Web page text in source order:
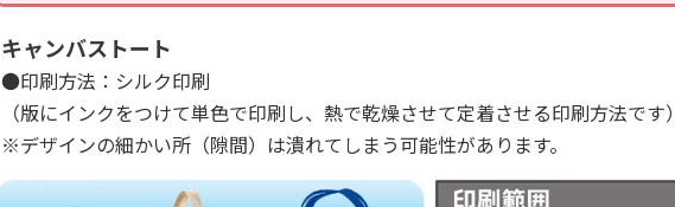
キャンバストート
●印刷方法：シルク印刷
（版にインクをつけて単色で印刷し、熱で乾燥させて定着させる印刷方法です）
※デザインの細かい所（隙間）は潰れてしまう可能性があります。